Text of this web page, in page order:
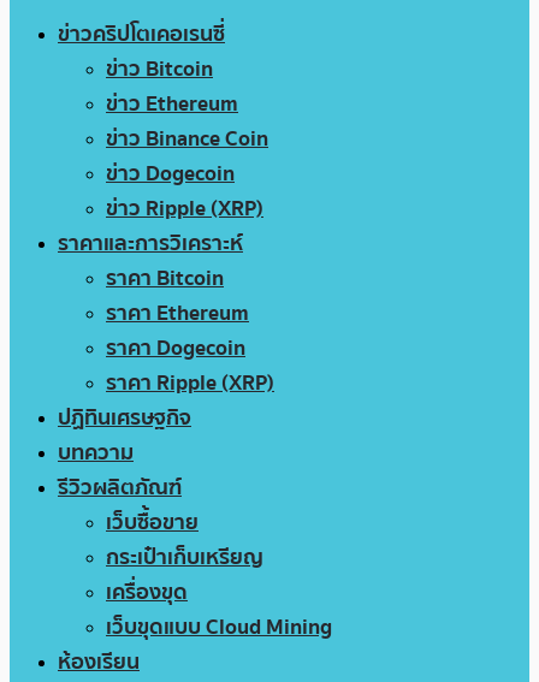
ข่าวคริปโตเคอเรนซี่
ข่าว Bitcoin
ข่าว Ethereum
ข่าว Binance Coin
ข่าว Dogecoin
ข่าว Ripple (XRP)
ราคาและการวิเคราะห์
ราคา Bitcoin
ราคา Ethereum
ราคา Dogecoin
ราคา Ripple (XRP)
ปฏิทินเศรษฐกิจ
บทความ
รีวิวผลิตภัณฑ์
เว็บซื้อขาย
กระเป๋าเก็บเหรียญ
เครื่องขุด
เว็บขุดแบบ Cloud Mining
ห้องเรียน